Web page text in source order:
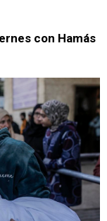
con Hamás